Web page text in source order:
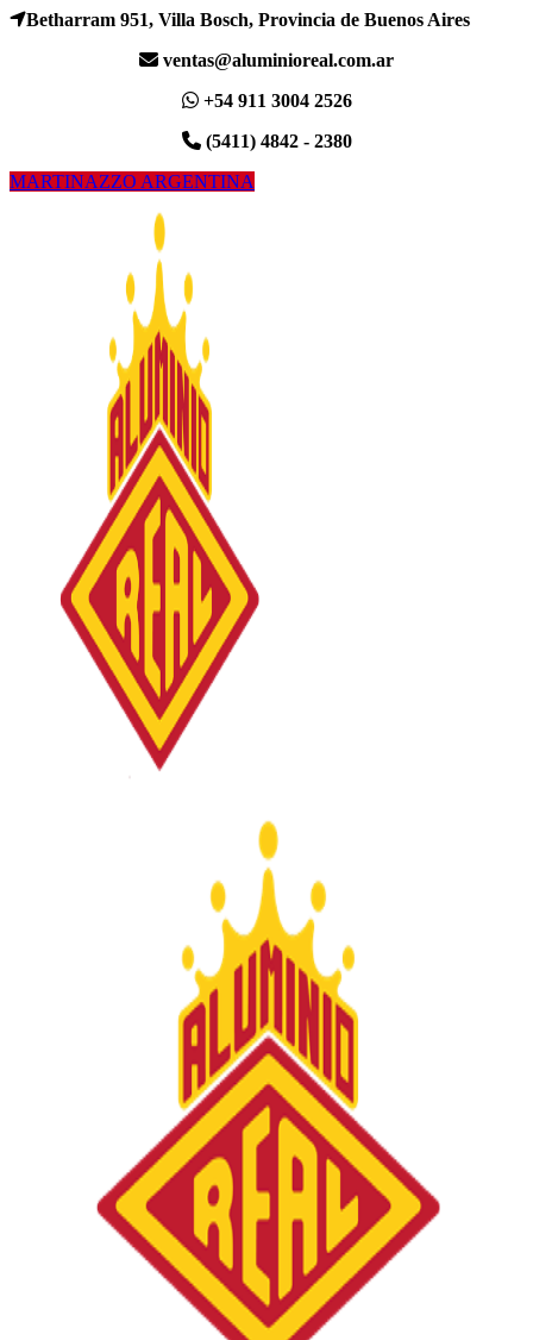
Betharram 951, Villa Bosch, Provincia de Buenos Aires
ventas@aluminioreal.com.ar
+54 911 3004 2526
(5411) 4842 - 2380
MARTINAZZO ARGENTINA